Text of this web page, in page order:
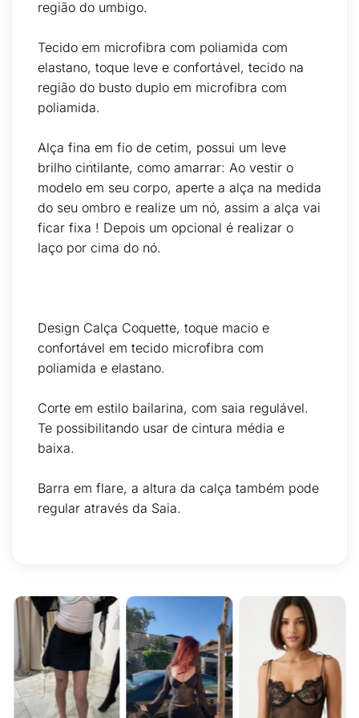
região do umbigo.
Tecido em microfibra com poliamida com
elastano, toque leve e confortável, tecido na
região do busto duplo em microfibra com
poliamida.
Alça fina em fio de cetim, possui um leve
brilho cintilante, como amarrar: Ao vestir o
modelo em seu corpo, aperte a alça na medida
do seu ombro e realize um nó, assim a alça vai
ficar fixa ! Depois um opcional é realizar o
laço por cima do nó.
Design Calça Coquette, toque macio e
confortável em tecido microfibra com
poliamida e elastano.
Corte em estilo bailarina, com saia regulável.
Te possibilitando usar de cintura média e
baixa.
Barra em flare, a altura da calça também pode
regular através da Saia.